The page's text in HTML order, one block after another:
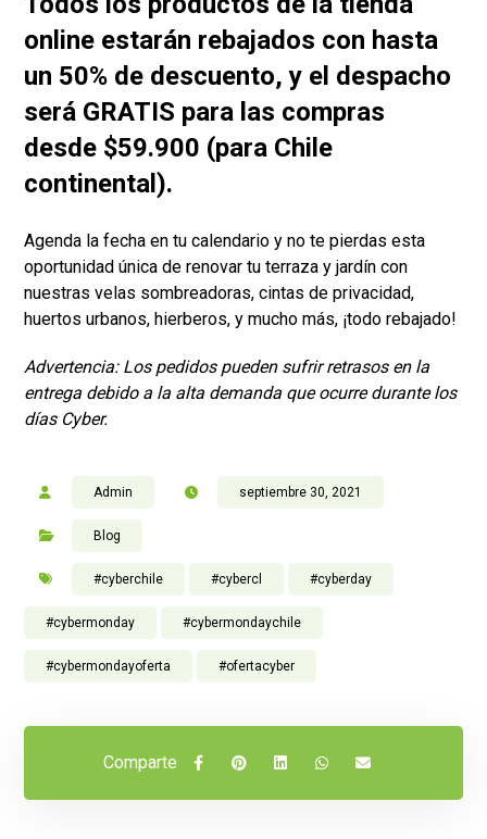
online estarán rebajados con hasta
un 50% de descuento, y el despacho
será GRATIS para las compras
desde $59.900 (para Chile
continental).
Agenda la fecha en tu calendario y no te pierdas esta
oportunidad única de renovar tu terraza y jardín con
nuestras velas sombreadoras, cintas de privacidad,
huertos urbanos, hierberos, y mucho más, ¡todo rebajado!
Advertencia: Los pedidos pueden sufrir retrasos en la
entrega debido a la alta demanda que ocurre durante los
días Cyber.
Admin septiembre 30, 2021
Blog
#cyberchile #cybercl #cyberday
#cybermonday #cybermondaychile
#cybermondayoferta #ofertacyber